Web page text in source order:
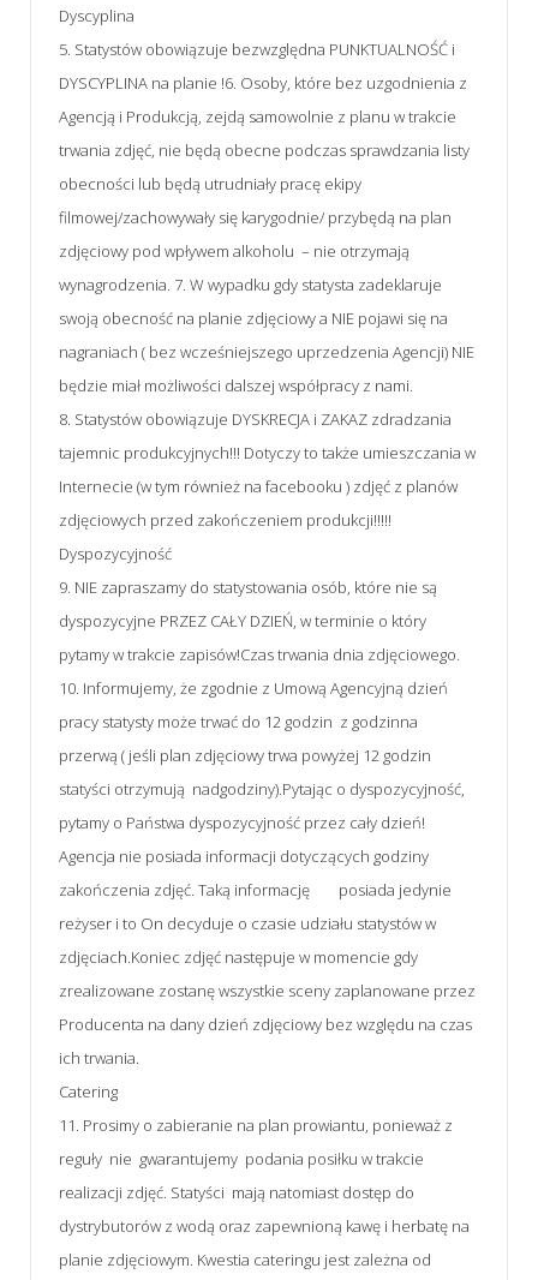
Dyscyplina
5. Statystów obowiązuje bezwzględna PUNKTUALNOŚĆ i
DYSCYPLINA na planie !6. Osoby, które bez uzgodnienia z
Agencją i Produkcją, zejdą samowolnie z planu w trakcie
trwania zdjęć, nie będą obecne podczas sprawdzania listy
obecności lub będą utrudniały pracę ekipy
filmowej/zachowywały się karygodnie/ przybędą na plan
zdjęciowy pod wpływem alkoholu – nie otrzymają
wynagrodzenia. 7. W wypadku gdy statysta zadeklaruje
swoją obecność na planie zdjęciowy a NIE pojawi się na
nagraniach ( bez wcześniejszego uprzedzenia Agencji) NIE
będzie miał możliwości dalszej współpracy z nami.
8. Statystów obowiązuje DYSKRECJA i ZAKAZ zdradzania
tajemnic produkcyjnych!!! Dotyczy to także umieszczania w
Internecie (w tym również na facebooku ) zdjęć z planów
zdjęciowych przed zakończeniem produkcji!!!!!
Dyspozycyjność
9. NIE zapraszamy do statystowania osób, które nie są
dyspozycyjne PRZEZ CAŁY DZIEŃ, w terminie o który
pytamy w trakcie zapisów!Czas trwania dnia zdjęciowego.
10. Informujemy, że zgodnie z Umową Agencyjną dzień
pracy statysty może trwać do 12 godzin z godzinna
przerwą ( jeśli plan zdjęciowy trwa powyżej 12 godzin
statyści otrzymują nadgodziny).Pytając o dyspozycyjność,
pytamy o Państwa dyspozycyjność przez cały dzień!
Agencja nie posiada informacji dotyczących godziny
zakończenia zdjęć. Taką informację posiada jedynie
reżyser i to On decyduje o czasie udziału statystów w
zdjęciach.Koniec zdjęć następuje w momencie gdy
zrealizowane zostanę wszystkie sceny zaplanowane przez
Producenta na dany dzień zdjęciowy bez względu na czas
ich trwania.
Catering
11. Prosimy o zabieranie na plan prowiantu, ponieważ z
reguły nie gwarantujemy podania posiłku w trakcie
realizacji zdjęć. Statyści mają natomiast dostęp do
dystrybutorów z wodą oraz zapewnioną kawę i herbatę na
planie zdjęciowym. Kwestia cateringu jest zależna od